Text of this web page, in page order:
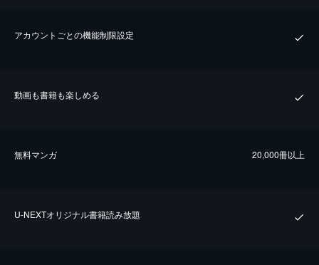
アカウントごとの機能制限設定
動画も書籍も楽しめる
無料マンガ 20,000冊以上
U-NEXTオリジナル書籍読み放題